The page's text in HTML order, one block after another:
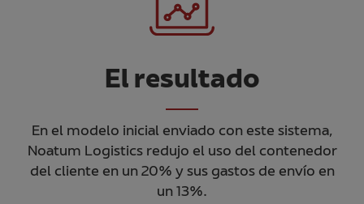
El resultado
En el modelo inicial enviado con este sistema,
Noatum Logistics redujo el uso del contenedor
del cliente en un 20% y sus gastos de envío en
un 13%.